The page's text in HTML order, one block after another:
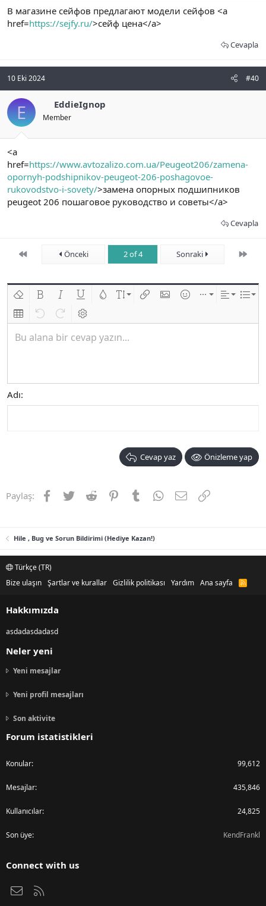
В магазине сейфов предлагают модели сейфов <a
href=https://sejfy.ru/>сейф цена</a>
Cevapla
10 Eki 2024 #40
E EddieIgnop
Member
<a
href=https://www.avtozalizo.com.ua/Peugeot206/zamena-
opornyh-podshipnikov-peugeot-206-poshagovoe-
rukovodstvo-i-sovety/>замена опорных подшипников
peugeot 206 пошаговое руководство и советы</a>
Cevapla
First Önceki 2 of 4 Sonraki Son
Biçimlendirmeyi kaldır
Kalın Yatık Altını çiz
Bu alana bir cevap yazın...
Adı
Cevap yaz Önizleme yap
Paylaş: Facebook
TwitterReddit PinterestTumblrWhatsApp
E-postaLink
Hile , Bug ve Sorun Bildirimi (Hediye Kazan!)
Türkçe (TR)
Bize ulaşın Şartlar ve kurallar Gizlilik politikası Yardım Ana sayfa
R
Hakkımızda
asdadasdadasd
Neler yeni
Yeni mesajlar
Yeni profil mesajları
Son aktivite
Forum istatistikleri
Konular 99,612
Mesajlar 435,846
Kullanıcılar 24,825
Son üye KendFrankl
Connect with us
Bize ulaşın